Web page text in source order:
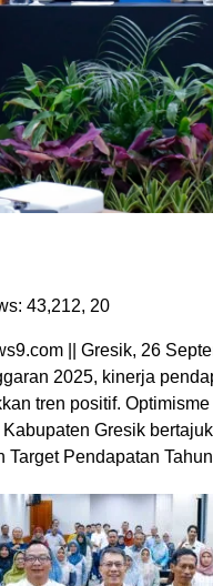
43,212, 20
|| Gresik, 26
2025, kinerja
tren positif.
Gresik
Target Pendapatan